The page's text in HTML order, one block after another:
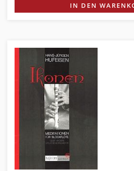
IN DEN